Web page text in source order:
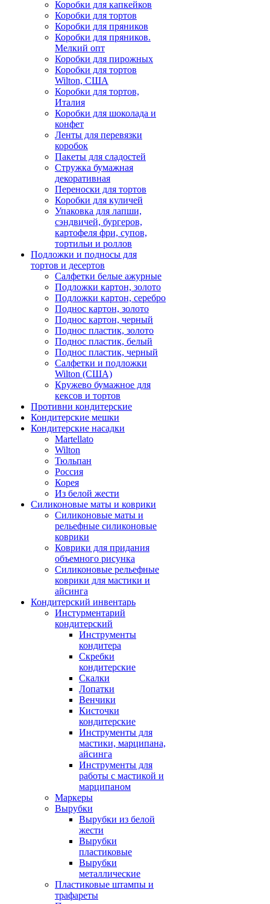
Коробки для капкейков
Коробки для тортов
Коробки для пряников
Коробки для пряников.
Мелкий опт
Коробки для пирожных
Коробки для тортов
Wilton, США
Коробки для тортов,
Италия
Коробки для шоколада и
конфет
Ленты для перевязки
коробок
Пакеты для сладостей
Стружка бумажная
декоративная
Переноски для тортов
Коробки для куличей
Упаковка для лапши,
сэндвичей, бургеров,
картофеля фри, супов,
тортильи и роллов
Подложки и подносы для
тортов и десертов
Салфетки белые ажурные
Подложки картон, золото
Подложки картон, серебро
Поднос картон, золото
Поднос картон, черный
Поднос пластик, золото
Поднос пластик, белый
Поднос пластик, черный
Салфетки и подложки
Wilton (США)
Кружево бумажное для
кексов и тортов
Противни кондитерские
Кондитерские мешки
Кондитерские насадки
Martellato
Wilton
Тюльпан
Россия
Корея
Из белой жести
Силиконовые маты и коврики
Силиконовые маты и
рельефные силиконовые
коврики
Коврики для придания
объемного рисунка
Силиконовые рельефные
коврики для мастики и
айсинга
Кондитерский инвентарь
Инстурментарий
кондитерский
Инструменты
кондитера
Скребки
кондитерские
Скалки
Лопатки
Венчики
Кисточки
кондитерские
Инструменты для
мастики, марципана,
айсинга
Инструменты для
работы с мастикой и
марципаном
Маркеры
Вырубки
Вырубки из белой
жести
Вырубки
пластиковые
Вырубки
металлические
Пластиковые штампы и
трафареты